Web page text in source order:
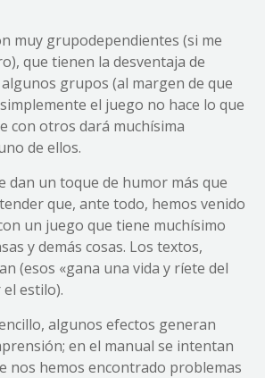
muy grupodependientes (si me
que tienen la desventaja de
grupos (al margen de que
el juego no hace lo que
con otros dará muchísima
de ellos.
dan un toque de humor más que
que, ante todo, hemos venido
un juego que tiene muchísimo
y demás cosas. Los textos,
(esos «gana una vida y ríete del
estilo).
algunos efectos generan
en el manual se intentan
nos hemos encontrado problemas